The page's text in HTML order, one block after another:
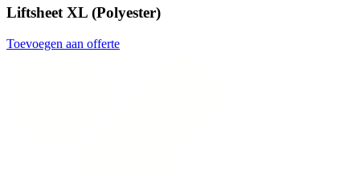
Liftsheet XL (Polyester)
Toevoegen aan offerte